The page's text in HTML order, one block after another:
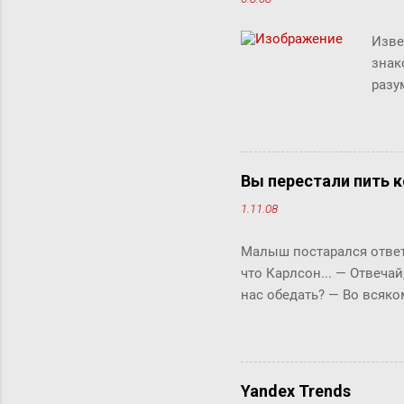
Вы перестали пить
1.11.08
Малыш постарался
что Карлсон... ―
нас обедать? ― Во
ответить «да» или
задам тебе простой
отвечай ― да или нет? У
Yandex Trends